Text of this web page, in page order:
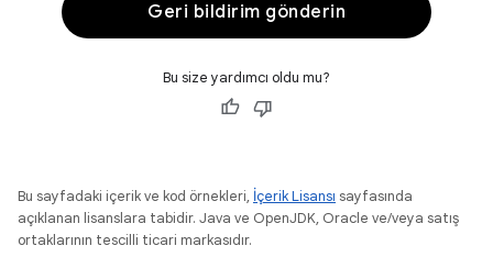
Geri bildirim gönderin
Bu size yardımcı oldu mu?
Bu sayfadaki içerik ve kod örnekleri, İçerik Lisansı sayfasında
açıklanan lisanslara tabidir. Java ve OpenJDK, Oracle ve/veya satış
ortaklarının tescilli ticari markasıdır.